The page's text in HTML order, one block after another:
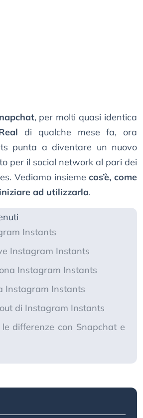
, per molti quasi identica
di qualche mese fa, ora
punta a diventare un nuovo
per il social network al pari dei
Vediamo insiemecos’è, come
ad utilizzarla.
Instants
Instagram Instants
Instagram Instants
Instagram Instants
di Instagram Instants
le differenze con Snapchat e